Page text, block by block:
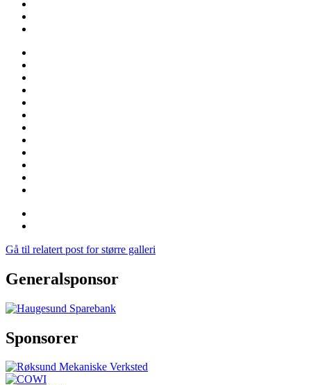
Gå til relatert post for større galleri
Generalsponsor
Sponsorer